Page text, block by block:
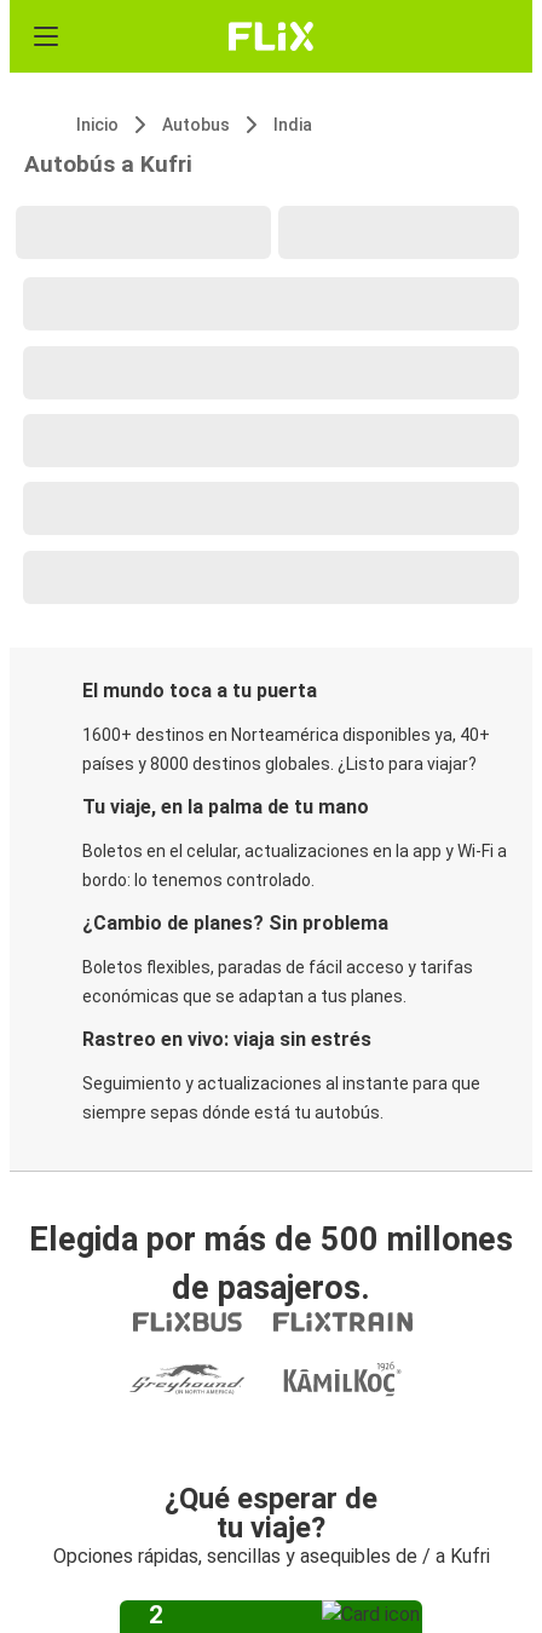
Inicio Autobus India
Autobús a Kufri
El mundo toca a tu puerta
1600+ destinos en Norteamérica disponibles ya, 40+
países y 8000 destinos globales. ¿Listo para viajar?
Tu viaje, en la palma de tu mano
Boletos en el celular, actualizaciones en la app y Wi-Fi a
bordo: lo tenemos controlado.
¿Cambio de planes? Sin problema
Boletos flexibles, paradas de fácil acceso y tarifas
económicas que se adaptan a tus planes.
Rastreo en vivo: viaja sin estrés
Seguimiento y actualizaciones al instante para que
siempre sepas dónde está tu autobús.
Elegida por más de 500 millones
de pasajeros.
¿Qué esperar de
tu viaje?
Opciones rápidas, sencillas y asequibles de / a Kufri
2